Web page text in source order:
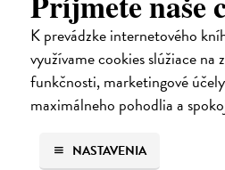
K prevádzke internetového
využívame cookies slúžiace na
funkčnosti, marketingové
maximálneho pohodlia a
NASTAVENIA
Olach Ľubo| Kniha
Peter Stolár začal svoju kariéru
štúdia na gymnáziu. Pred tuzexom
Zasielame do 14 dní
13,48 €